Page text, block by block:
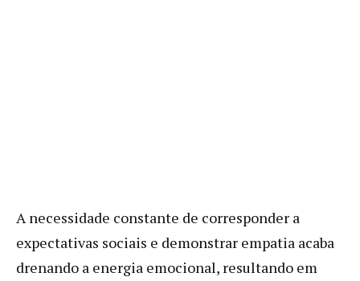
A necessidade constante de corresponder a
expectativas sociais e demonstrar empatia acaba
drenando a energia emocional, resultando em